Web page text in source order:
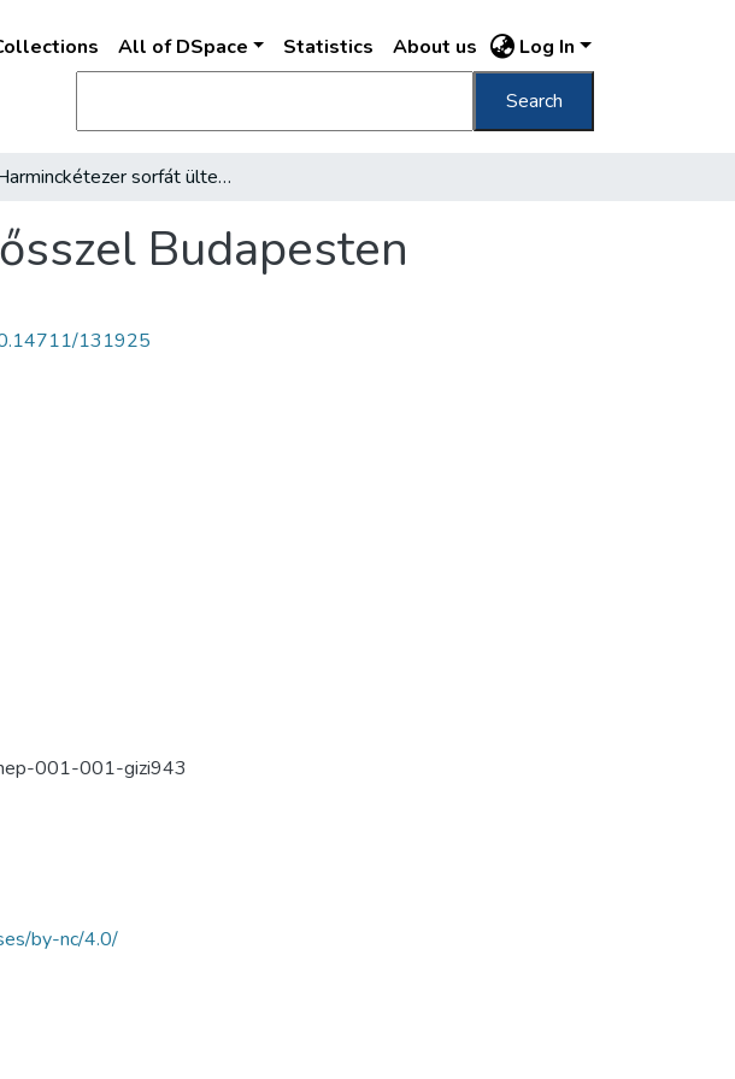
All of DSpace Statistics About us Log In
Search
Harminckétezer sorfát ültetnek el ősszel Budapesten
Budapesten
131925
001-001-gizi943
by-nc/4.0/